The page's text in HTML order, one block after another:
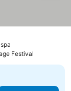
Festival